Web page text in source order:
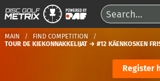
MAIN
FIND COMPETITION
TOUR DE KIEKONNAKKELIJAT → #12 KÄENKOSKEN
Register